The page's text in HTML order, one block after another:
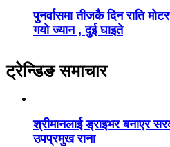
पुनर्वासमा तीजकै दिन राति
गयो ज्यान , दुई घाइते
ट्रेन्डिङ समाचार
श्रीमानलाई ड्राइभर बनाएर
उपप्रमुख राना